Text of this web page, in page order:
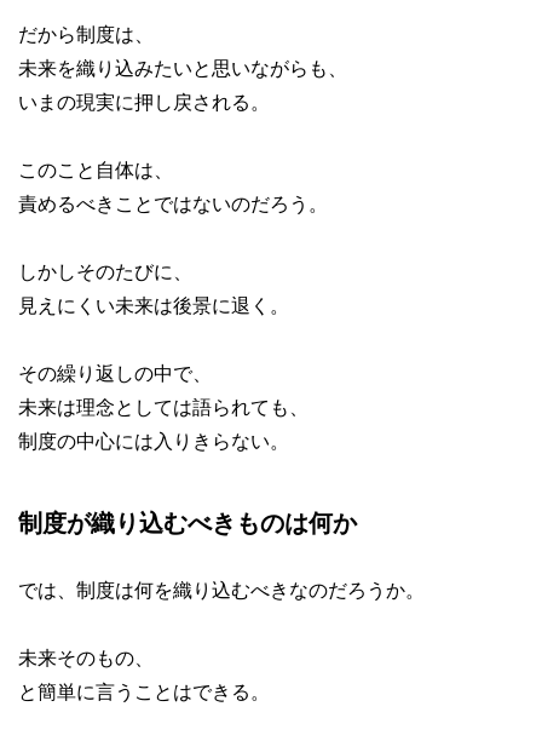
だから制度は、
未来を織り込みたいと思いながらも、
いまの現実に押し戻される。
このこと自体は、
責めるべきことではないのだろう。
しかしそのたびに、
見えにくい未来は後景に退く。
その繰り返しの中で、
未来は理念としては語られても、
制度の中心には入りきらない。
制度が織り込むべきものは何か
では、制度は何を織り込むべきなのだろうか。
未来そのもの、
と簡単に言うことはできる。